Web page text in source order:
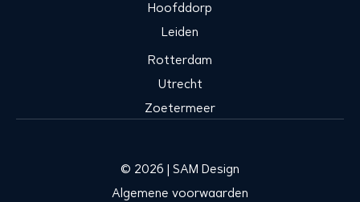
Hoofddorp
Leiden
Rotterdam
Utrecht
Zoetermeer
© 2026 | SAM Design
Algemene voorwaarden